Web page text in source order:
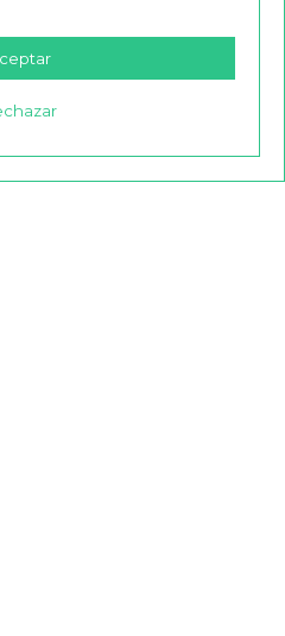
curso ideal para ti. Te
gratuita.